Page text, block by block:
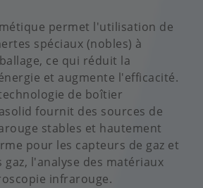
permet l'utilisation de
spéciaux (nobles) à
ce qui réduit la
et augmente l'efficacité.
de boîtier
fournit des sources de
stables et hautement
pour les capteurs de gaz et
gaz, l'analyse des matériaux
infrarouge.